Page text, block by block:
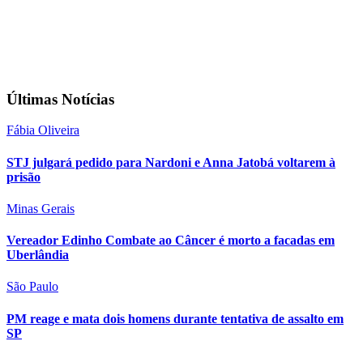
Últimas Notícias
Fábia Oliveira
STJ julgará pedido para Nardoni e Anna Jatobá voltarem à
prisão
Minas Gerais
Vereador Edinho Combate ao Câncer é morto a facadas em
Uberlândia
São Paulo
PM reage e mata dois homens durante tentativa de assalto em
SP